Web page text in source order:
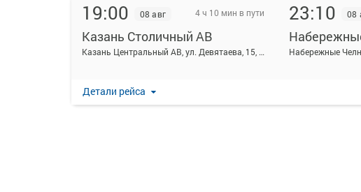
19:00 08 авг 4 ч 10 мин в пути
Казань Столичный АВ
Казань Центральный АВ, ул. Девятаева, 15, Казань
23:10 08
Детали рейса